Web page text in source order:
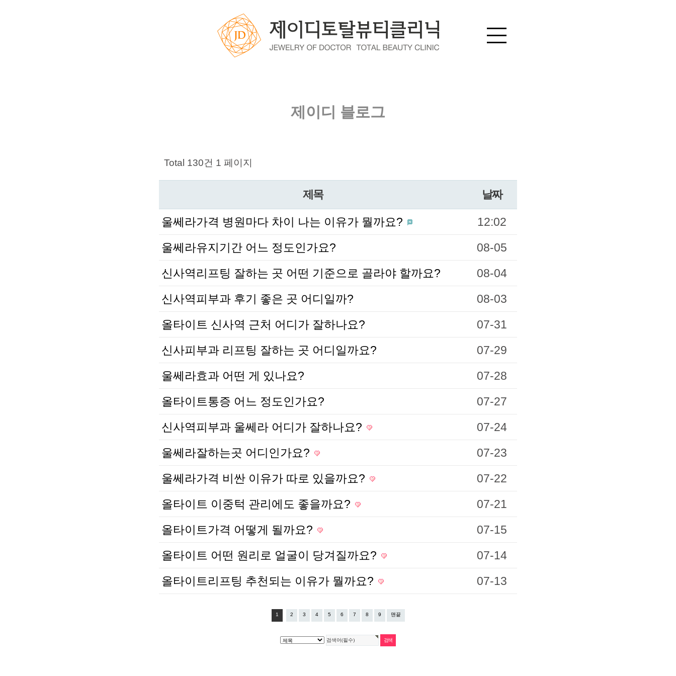
제이디 블로그
Total 130건 1 페이지
제목 날짜
울쎄라가격 병원마다 차이 나는 이유가 뭘까요?
12:02
울쎄라유지기간 어느 정도인가요?
08-05
신사역리프팅 잘하는 곳 어떤 기준으로 골라야 할까요?
08-04
신사역피부과 후기 좋은 곳 어디일까?
08-03
올타이트 신사역 근처 어디가 잘하나요?
07-31
신사피부과 리프팅 잘하는 곳 어디일까요?
07-29
울쎄라효과 어떤 게 있나요?
07-28
올타이트통증 어느 정도인가요?
07-27
신사역피부과 울쎄라 어디가 잘하나요?
07-24
울쎄라잘하는곳 어디인가요?
07-23
울쎄라가격 비싼 이유가 따로 있을까요?
07-22
올타이트 이중턱 관리에도 좋을까요?
07-21
올타이트가격 어떻게 될까요?
07-15
올타이트 어떤 원리로 얼굴이 당겨질까요?
07-14
올타이트리프팅 추천되는 이유가 뭘까요?
07-13
1 2 3 4 5 6 7 8 9 맨끝